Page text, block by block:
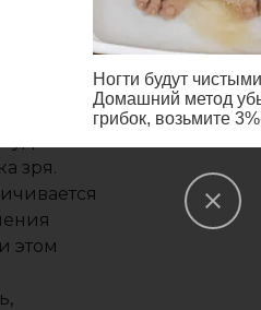
зря.
этом
Ногти будут
Домашний метод
грибок, возьмите